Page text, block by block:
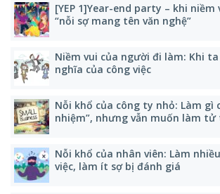
[YEP 1]Year-end party – khi
“nỗi sợ mang tên văn nghệ”
Niềm vui của người đi làm: Khi
nghĩa của công việc
Nỗi khổ của công ty nhỏ: Làm gì
nhiệm”, nhưng vẫn muốn làm tử
Nỗi khổ của nhân viên: Làm
việc, làm ít sợ bị đánh giá